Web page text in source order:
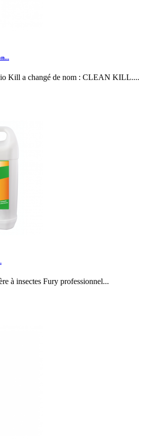
Kill a changé de nom : CLEAN KILL....
à insectes Fury professionnel...